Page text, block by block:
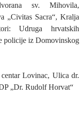
sv. Mihovila,
„Civitas Sacra“, Kralja
Udruga hrvatskih
policije iz Domovinskog
Lovinac, Ulica dr.
„Dr. Rudolf Horvat“